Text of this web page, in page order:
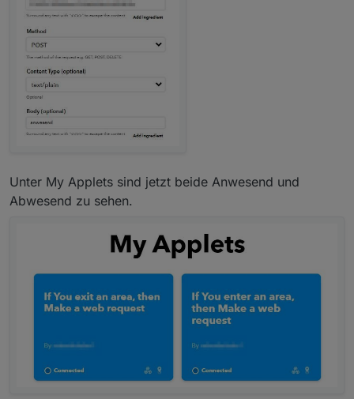
Unter My Applets sind jetzt beide Anwesend und
Abwesend zu sehen.